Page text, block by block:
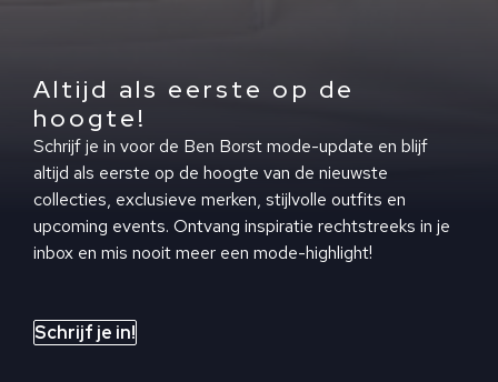
Altijd als eerste op de
hoogte!
Schrijf je in voor de Ben Borst mode-update en blijf
altijd als eerste op de hoogte van de nieuwste
collecties, exclusieve merken, stijlvolle outfits en
upcoming events. Ontvang inspiratie rechtstreeks in je
inbox en mis nooit meer een mode-highlight!
Schrijf je in!